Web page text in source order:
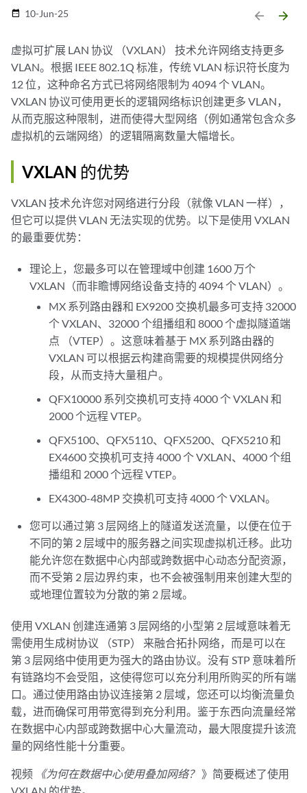
date_range 10-Jun-25 arrow_backward arrow_forward
虚拟可扩展 LAN 协议 （VXLAN） 技术允许网络支持更多
VLAN。根据 IEEE 802.1Q 标准，传统 VLAN 标识符长度为
12 位，这种命名方式已将网络限制为 4094 个 VLAN。
VXLAN 协议可使用更长的逻辑网络标识创建更多 VLAN，
从而克服这种限制，进而使得大型网络（例如通常包含众多
虚拟机的云端网络）的逻辑隔离数量大幅增长。
VXLAN 的优势
VXLAN 技术允许您对网络进行分段（就像 VLAN 一样），
但它可以提供 VLAN 无法实现的优势。以下是使用 VXLAN
的最重要优势：
理论上，您最多可以在管理域中创建 1600 万个
VXLAN（而非瞻博网络设备支持的 4094 个 VLAN）。
MX 系列路由器和 EX9200 交换机最多可支持 32000
个 VXLAN、32000 个组播组和 8000 个虚拟隧道端
点 （VTEP）。这意味着基于 MX 系列路由器的
VXLAN 可以根据云构建商需要的规模提供网络分
段，从而支持大量租户。
QFX10000 系列交换机可支持 4000 个 VXLAN 和
2000 个远程 VTEP。
QFX5100、QFX5110、QFX5200、QFX5210 和
EX4600 交换机可支持 4000 个 VXLAN、4000 个组
播组和 2000 个远程 VTEP。
EX4300-48MP 交换机可支持 4000 个 VXLAN。
您可以通过第 3 层网络上的隧道发送流量，以便在位于
不同的第 2 层域中的服务器之间实现虚拟机迁移。此功
能允许您在数据中心内部或跨数据中心动态分配资源，
而不受第 2 层边界约束，也不会被强制用来创建大型的
或地理位置较为分散的第 2 层域。
使用 VXLAN 创建连通第 3 层网络的小型第 2 层域意味着无
需使用生成树协议 （STP） 来融合拓扑网络，而是可以在
第 3 层网络中使用更为强大的路由协议。没有 STP 意味着所
有链路均不会受阻，这使得您可以充分利用所购买的所有端
口。通过使用路由协议连接第 2 层域，您还可以均衡流量负
载，进而确保可用带宽得到充分利用。鉴于东西向流量经常
在数据中心内部或跨数据中心大量流动，最大限度提升该流
量的网络性能十分重要。
视频 《为何在数据中心使用叠加网络？ 》简要概述了使用